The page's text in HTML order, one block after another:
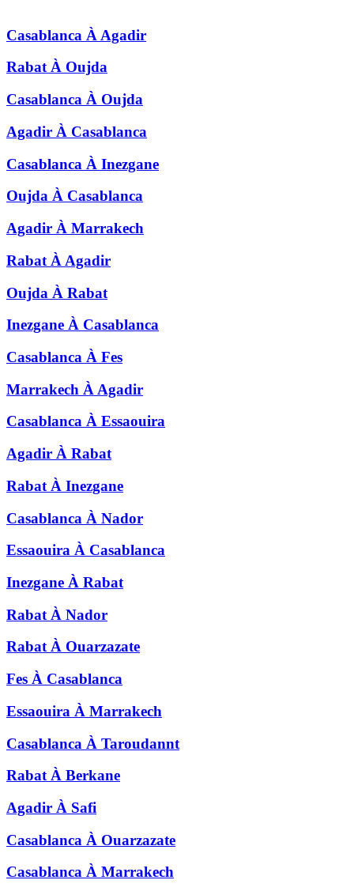
Casablanca À Agadir
Rabat À Oujda
Casablanca À Oujda
Agadir À Casablanca
Casablanca À Inezgane
Oujda À Casablanca
Agadir À Marrakech
Rabat À Agadir
Oujda À Rabat
Inezgane À Casablanca
Casablanca À Fes
Marrakech À Agadir
Casablanca À Essaouira
Agadir À Rabat
Rabat À Inezgane
Casablanca À Nador
Essaouira À Casablanca
Inezgane À Rabat
Rabat À Nador
Rabat À Ouarzazate
Fes À Casablanca
Essaouira À Marrakech
Casablanca À Taroudannt
Rabat À Berkane
Agadir À Safi
Casablanca À Ouarzazate
Casablanca À Marrakech